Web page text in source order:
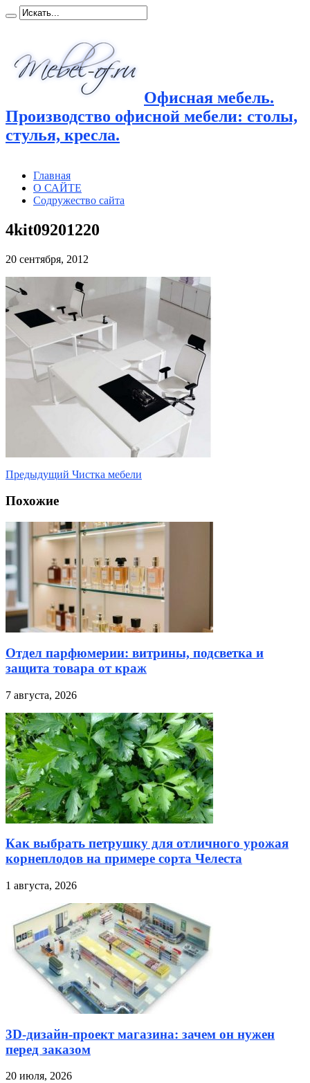
Офисная мебель.
Производство офисной мебели: столы,
стулья, кресла.
Главная
О САЙТЕ
Содружество сайта
4kit09201220
20 сентября, 2012
Предыдущий Чистка мебели
Похожие
Отдел парфюмерии: витрины, подсветка и
защита товара от краж
7 августа, 2026
Как выбрать петрушку для отличного урожая
корнеплодов на примере сорта Челеста
1 августа, 2026
3D-дизайн-проект магазина: зачем он нужен
перед заказом
20 июля, 2026